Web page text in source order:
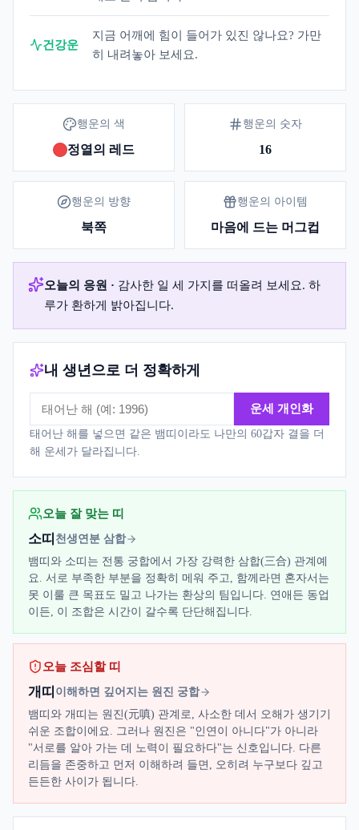
건강운
지금 어깨에 힘이 들어가 있진 않나요? 가만
히 내려놓아 보세요.
행운의 색
정열의 레드
행운의 숫자
16
행운의 방향
북쪽
행운의 아이템
마음에 드는 머그컵
오늘의 응원 · 감사한 일 세 가지를 떠올려 보세요. 하
루가 환하게 밝아집니다.
내 생년으로 더 정확하게
운세 개인화
태어난 해를 넣으면 같은 뱀띠 이라도 나만의 60갑자 결을 더
해 운세가 달라집니다.
오늘 잘 맞는 띠
소띠 천생연분 삼합
뱀띠와 소띠는 전통 궁합에서 가장 강력한 삼합(三合) 관계예
요. 서로 부족한 부분을 정확히 메워 주고, 함께라면 혼자서는
못 이룰 큰 목표도 밀고 나가는 환상의 팀입니다. 연애든 동업
이든, 이 조합은 시간이 갈수록 단단해집니다.
오늘 조심할 띠
개띠 이해하면 깊어지는 원진 궁합
뱀띠와 개띠는 원진(元嗔) 관계로, 사소한 데서 오해가 생기기
쉬운 조합이에요. 그러나 원진은 "인연이 아니다"가 아니라
"서로를 알아 가는 데 노력이 필요하다"는 신호입니다. 다른
리듬을 존중하고 먼저 이해하려 들면, 오히려 누구보다 깊고
든든한 사이가 됩니다.